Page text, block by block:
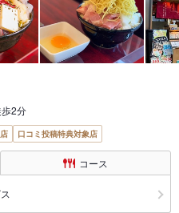
2分
口コミ投稿特典対象店
コース